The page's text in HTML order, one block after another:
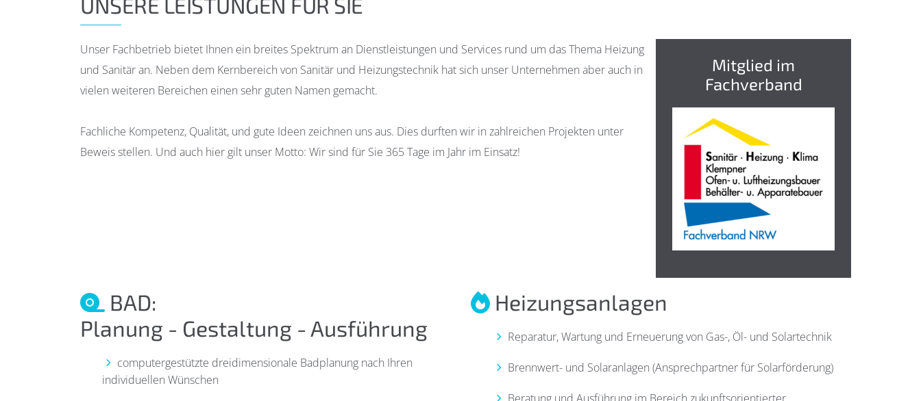
Unser Fachbetrieb bietet Ihnen ein breites Spektrum an Dienstleistungen und Services rund um das Thema Heizung
und Sanitär an. Neben dem Kernbereich von Sanitär und Heizungstechnik hat sich unser Unternehmen aber auch in
vielen weiteren Bereichen einen sehr guten Namen gemacht.
Fachliche Kompetenz, Qualität, und gute Ideen zeichnen uns aus. Dies durften wir in zahlreichen Projekten unter
Beweis stellen. Und auch hier gilt unser Motto: Wir sind für Sie 365 Tage im Jahr im Einsatz!
Mitglied im
Fachverband
BAD:
Planung - Gestaltung - Ausführung
computergestützte dreidimensionale Badplanung nach Ihren
individuellen Wünschen
Heizungsanlagen
Reparatur, Wartung und Erneuerung von Gas-, Öl- und Solartechnik
Brennwert- und Solaranlagen (Ansprechpartner für Solarförderung)